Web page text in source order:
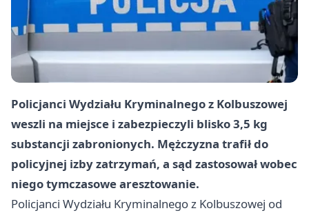
Policjanci Wydziału Kryminalnego z Kolbuszowej
weszli na miejsce i zabezpieczyli blisko 3,5 kg
substancji zabronionych. Mężczyzna trafił do
policyjnej izby zatrzymań, a sąd zastosował wobec
niego tymczasowe aresztowanie.
Policjanci Wydziału Kryminalnego z Kolbuszowej od